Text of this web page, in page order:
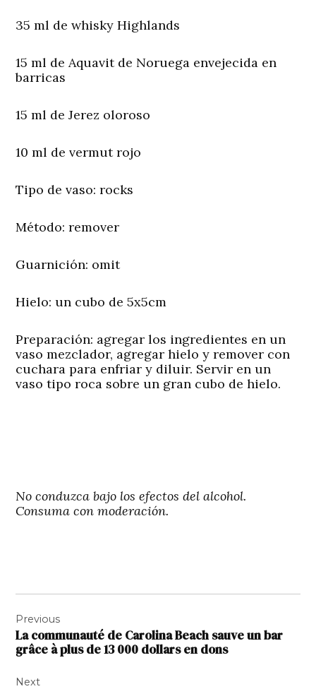
35 ml de whisky Highlands
15 ml de Aquavit de Noruega envejecida en
barricas
15 ml de Jerez oloroso
10 ml de vermut rojo
Tipo de vaso: rocks
Método: remover
Guarnición: omit
Hielo: un cubo de 5x5cm
Preparación: agregar los ingredientes en un
vaso mezclador, agregar hielo y remover con
cuchara para enfriar y diluir. Servir en un
vaso tipo roca sobre un gran cubo de hielo.
No conduzca bajo los efectos del alcohol.
Consuma con moderación.
de
l’article
Previous
La communauté de Carolina Beach sauve un bar
grâce à plus de 13 000 dollars en dons
Next